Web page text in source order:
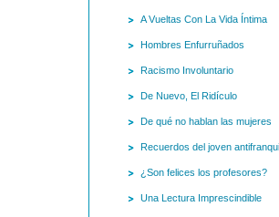
A Vueltas Con La Vida Íntima
Hombres Enfurruñados
Racismo Involuntario
De Nuevo, El Ridículo
De qué no hablan las mujeres
Recuerdos del joven
¿Son felices los profesores?
Una Lectura Imprescindible